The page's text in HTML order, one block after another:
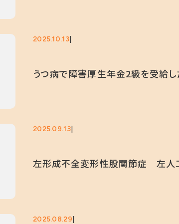
2025.10.13
うつ病で障害厚生年金2級を受給し
2025.09.13
左形成不全変形性股関節症 左人
2025.08.29